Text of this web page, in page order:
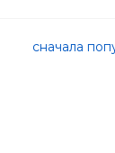
сначала